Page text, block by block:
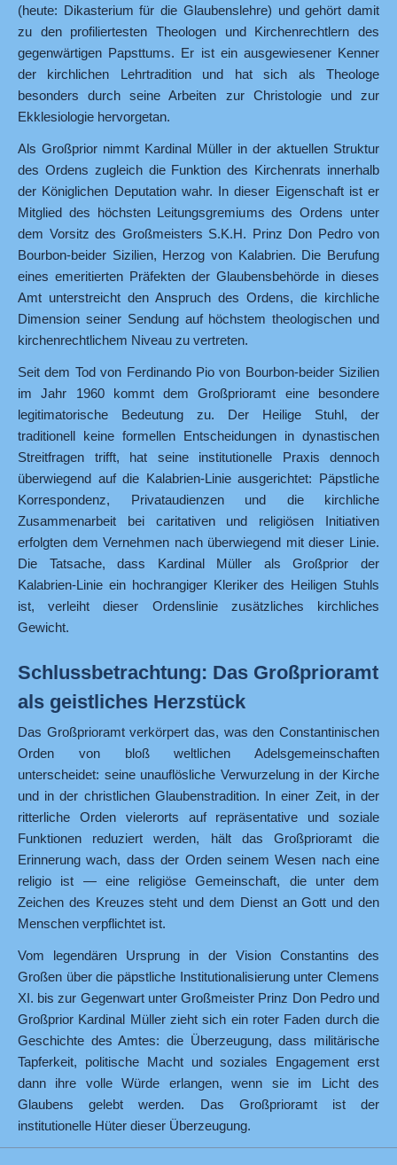
(heute: Dikasterium für die Glaubenslehre) und gehört damit
zu den profiliertesten Theologen und Kirchenrechtlern des
gegenwärtigen Papsttums. Er ist ein ausgewiesener Kenner
der kirchlichen Lehrtradition und hat sich als Theologe
besonders durch seine Arbeiten zur Christologie und zur
Ekklesiologie hervorgetan.
Als Großprior nimmt Kardinal Müller in der aktuellen Struktur
des Ordens zugleich die Funktion des Kirchenrats innerhalb
der Königlichen Deputation wahr. In dieser Eigenschaft ist er
Mitglied des höchsten Leitungsgremiums des Ordens unter
dem Vorsitz des Großmeisters S.K.H. Prinz Don Pedro von
Bourbon-beider Sizilien, Herzog von Kalabrien. Die Berufung
eines emeritierten Präfekten der Glaubensbehörde in dieses
Amt unterstreicht den Anspruch des Ordens, die kirchliche
Dimension seiner Sendung auf höchstem theologischen und
kirchenrechtlichem Niveau zu vertreten.
Seit dem Tod von Ferdinando Pio von Bourbon-beider Sizilien
im Jahr 1960 kommt dem Großprioramt eine besondere
legitimatorische Bedeutung zu. Der Heilige Stuhl, der
traditionell keine formellen Entscheidungen in dynastischen
Streitfragen trifft, hat seine institutionelle Praxis dennoch
überwiegend auf die Kalabrien-Linie ausgerichtet: Päpstliche
Korrespondenz, Privataudienzen und die kirchliche
Zusammenarbeit bei caritativen und religiösen Initiativen
erfolgten dem Vernehmen nach überwiegend mit dieser Linie.
Die Tatsache, dass Kardinal Müller als Großprior der
Kalabrien-Linie ein hochrangiger Kleriker des Heiligen Stuhls
ist, verleiht dieser Ordenslinie zusätzliches kirchliches
Gewicht.
Schlussbetrachtung: Das Großprioramt
als geistliches Herzstück
Das Großprioramt verkörpert das, was den Constantinischen
Orden von bloß weltlichen Adelsgemeinschaften
unterscheidet: seine unauflösliche Verwurzelung in der Kirche
und in der christlichen Glaubenstradition. In einer Zeit, in der
ritterliche Orden vielerorts auf repräsentative und soziale
Funktionen reduziert werden, hält das Großprioramt die
Erinnerung wach, dass der Orden seinem Wesen nach eine
religio ist — eine religiöse Gemeinschaft, die unter dem
Zeichen des Kreuzes steht und dem Dienst an Gott und den
Menschen verpflichtet ist.
Vom legendären Ursprung in der Vision Constantins des
Großen über die päpstliche Institutionalisierung unter Clemens
XI. bis zur Gegenwart unter Großmeister Prinz Don Pedro und
Großprior Kardinal Müller zieht sich ein roter Faden durch die
Geschichte des Amtes: die Überzeugung, dass militärische
Tapferkeit, politische Macht und soziales Engagement erst
dann ihre volle Würde erlangen, wenn sie im Licht des
Glaubens gelebt werden. Das Großprioramt ist der
institutionelle Hüter dieser Überzeugung.